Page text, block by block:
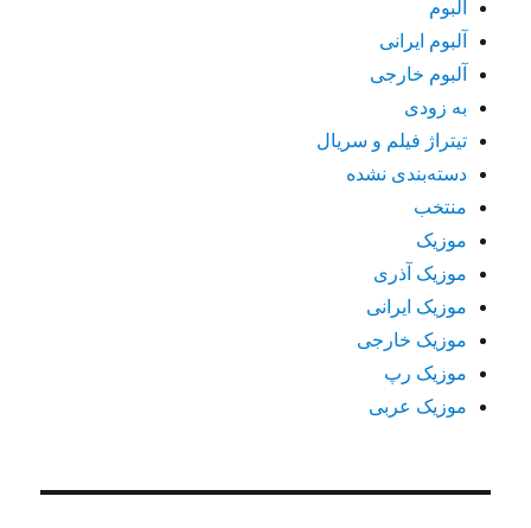
آلبوم
آلبوم ایرانی
آلبوم خارجی
به زودی
تیتراژ فیلم و سریال
دسته‌بندی نشده
منتخب
موزیک
موزیک آذری
موزیک ایرانی
موزیک خارجی
موزیک رپ
موزیک عربی